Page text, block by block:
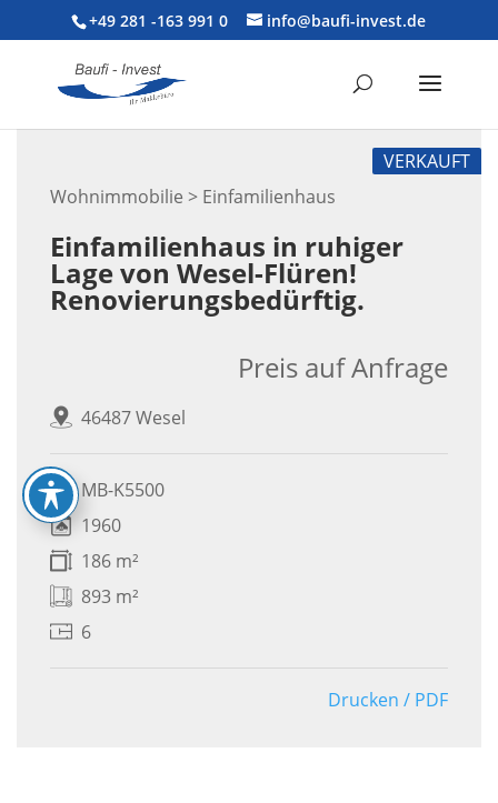
+49 281 -163 991 0 info@baufi-invest.de
Wohnimmobilie > Einfamilienhaus
VERKAUFT
Einfamilienhaus in ruhiger
Lage von Wesel-Flüren!
Renovierungsbedürftig.
46487 Wesel
Preis auf Anfrage
MB-K5500
1960
186 m²
893 m²
6
Drucken / PDF